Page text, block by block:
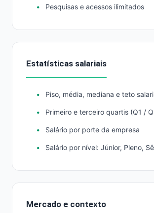
Pesquisas e acessos ilimitados
Estatísticas salariais
Piso, média, mediana e teto
Primeiro e terceiro quartis (Q1 /
Salário por porte da empresa
Salário por nível: Júnior, Pleno,
Mercado e contexto